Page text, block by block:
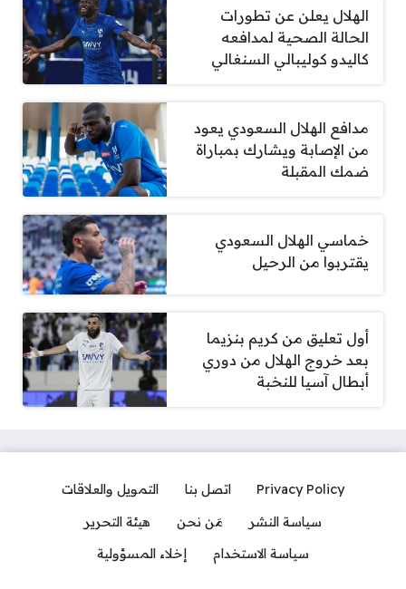
الهلال يعلن عن تطورات
الحالة الصحية لمدافعه
كاليدو كوليبالي السنغالي
مدافع الهلال السعودي يعود
من الإصابة ويشارك بمباراة
ضمك المقبلة
خماسي الهلال السعودي
يقتربوا من الرحيل
أول تعليق من كريم بنزيما
بعد خروج الهلال من دوري
أبطال آسيا للنخبة
Privacy Policy اتصل بنا
التمويل والعلاقات
سياسة النشر
مَن نحن
هيئة التحرير
سياسة الاستخدام
إخلاء المسؤولية